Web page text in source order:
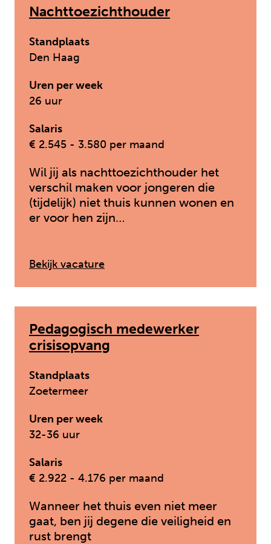
Nachttoezichthouder
Standplaats
Den Haag
Uren per week
26 uur
Salaris
€ 2.545 - 3.580 per maand
Wil jij als nachttoezichthouder het
verschil maken voor jongeren die
(tijdelijk) niet thuis kunnen wonen en
er voor hen zijn…
Bekijk vacature: Nachttoezichthouder
Pedagogisch medewerker
crisisopvang
Standplaats
Zoetermeer
Uren per week
32-36 uur
Salaris
€ 2.922 - 4.176 per maand
Wanneer het thuis even niet meer
gaat, ben jij degene die veiligheid en
rust brengt